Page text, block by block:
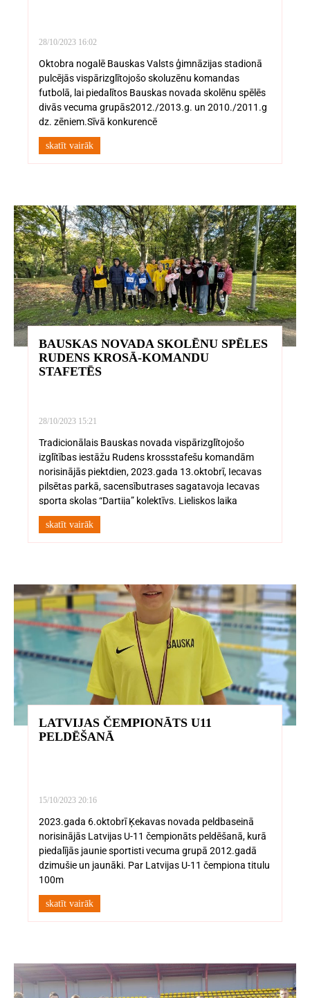
28/10/2023 16:02
Oktobra nogalē Bauskas Valsts ģimnāzijas stadionā
pulcējās vispārizglītojošo skoluzēnu komandas
futbolā, lai piedalītos Bauskas novada skolēnu spēlēs
divās vecuma grupās2012./2013.g. un 2010./2011.g
dz. zēniem.Sīvā konkurencē
skatīt vairāk
BAUSKAS NOVADA SKOLĒNU SPĒLES
RUDENS KROSĀ-KOMANDU
STAFETĒS
28/10/2023 15:21
Tradicionālais Bauskas novada vispārizglītojošo
izglītības iestāžu Rudens krossstafešu komandām
norisinājās piektdien, 2023.gada 13.oktobrī, Iecavas
pilsētas parkā, sacensībutrases sagatavoja Iecavas
sporta skolas “Dartija” kolektīvs. Lieliskos laika
skatīt vairāk
LATVIJAS ČEMPIONĀTS U11
PELDĒŠANĀ
15/10/202320:16
2023.gada 6.oktobrī Ķekavas novada peldbaseinā
norisinājās Latvijas U-11 čempionāts peldēšanā, kurā
piedalījās jaunie sportisti vecuma grupā 2012.gadā
dzimušie un jaunāki. Par Latvijas U-11 čempiona titulu
100m
skatīt vairāk